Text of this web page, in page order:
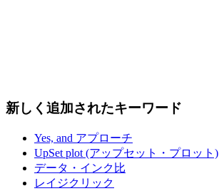
新しく追加されたキーワード
Yes, and アプローチ
UpSet plot (アップセット・プロット)
データ・インク比
レイジクリック